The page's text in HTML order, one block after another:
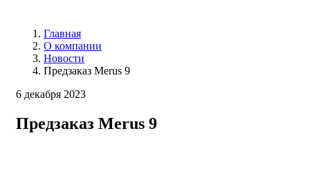
Главная
О компании
Новости
Предзаказ Merus 9
6 декабря 2023
Предзаказ Merus 9